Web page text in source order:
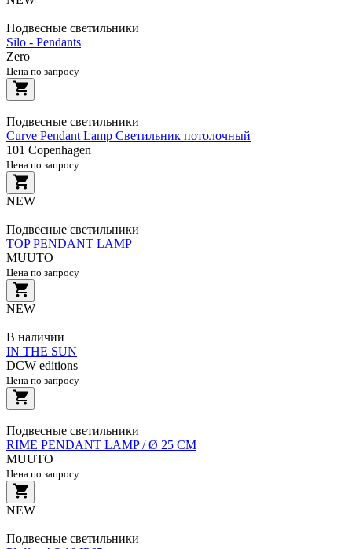
Подвесные светильники
Silo - Pendants
Zero
Цена по запросу
Подвесные светильники
Curve Pendant Lamp Светильник потолочный
101 Copenhagen
Цена по запросу
NEW
Подвесные светильники
TOP PENDANT LAMP
MUUTO
Цена по запросу
NEW
В наличии
IN THE SUN
DCW editions
Цена по запросу
Подвесные светильники
RIME PENDANT LAMP / Ø 25 CM
MUUTO
Цена по запросу
NEW
Подвесные светильники